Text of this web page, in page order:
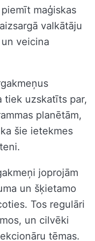
maģiskas
valkātāju
veicina
tiek uzskatīts par,
planētām,
šie ietekmes
joprojām
un šķietamo
Tos regulāri
un cilvēki
tēmas.